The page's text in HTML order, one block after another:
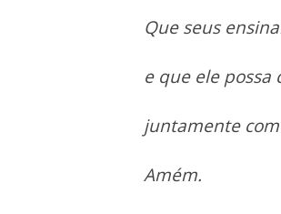
Que seus
e que ele
juntamente
Amém.